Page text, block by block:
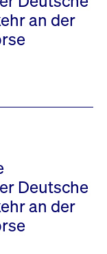
an der
Deutsche
an der